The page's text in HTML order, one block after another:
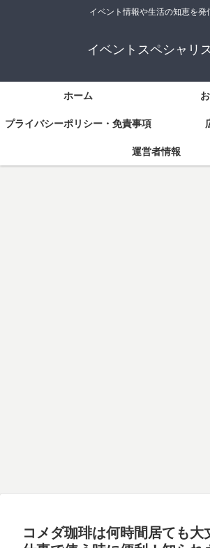
イベント情報や生活の知恵を発
イベントスペシャリ
ホーム
プライバシーポリシー・免責事項
運営者情報
コメダ珈琲は何時間居ても大